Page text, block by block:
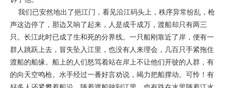
我们已安然地出了挹江门，看见沿江码头上，秩序异常纷乱，枪
声这边停了，那边又响了起来，人是成千成万，渡船却只有两三
只。长江此时已成了生和死的分界线。一只船刚靠近了岸，便有一
群人跳跃上去，冒失坠入江里，也没有人来理会，几百只手紧拖住
渡船的船缘。船上的人们怒骂着站在岸上不让他们开驶的人群，有
的向天空鸣枪。水手经过一番好言劝说，竭力把船撑动。可怜！有